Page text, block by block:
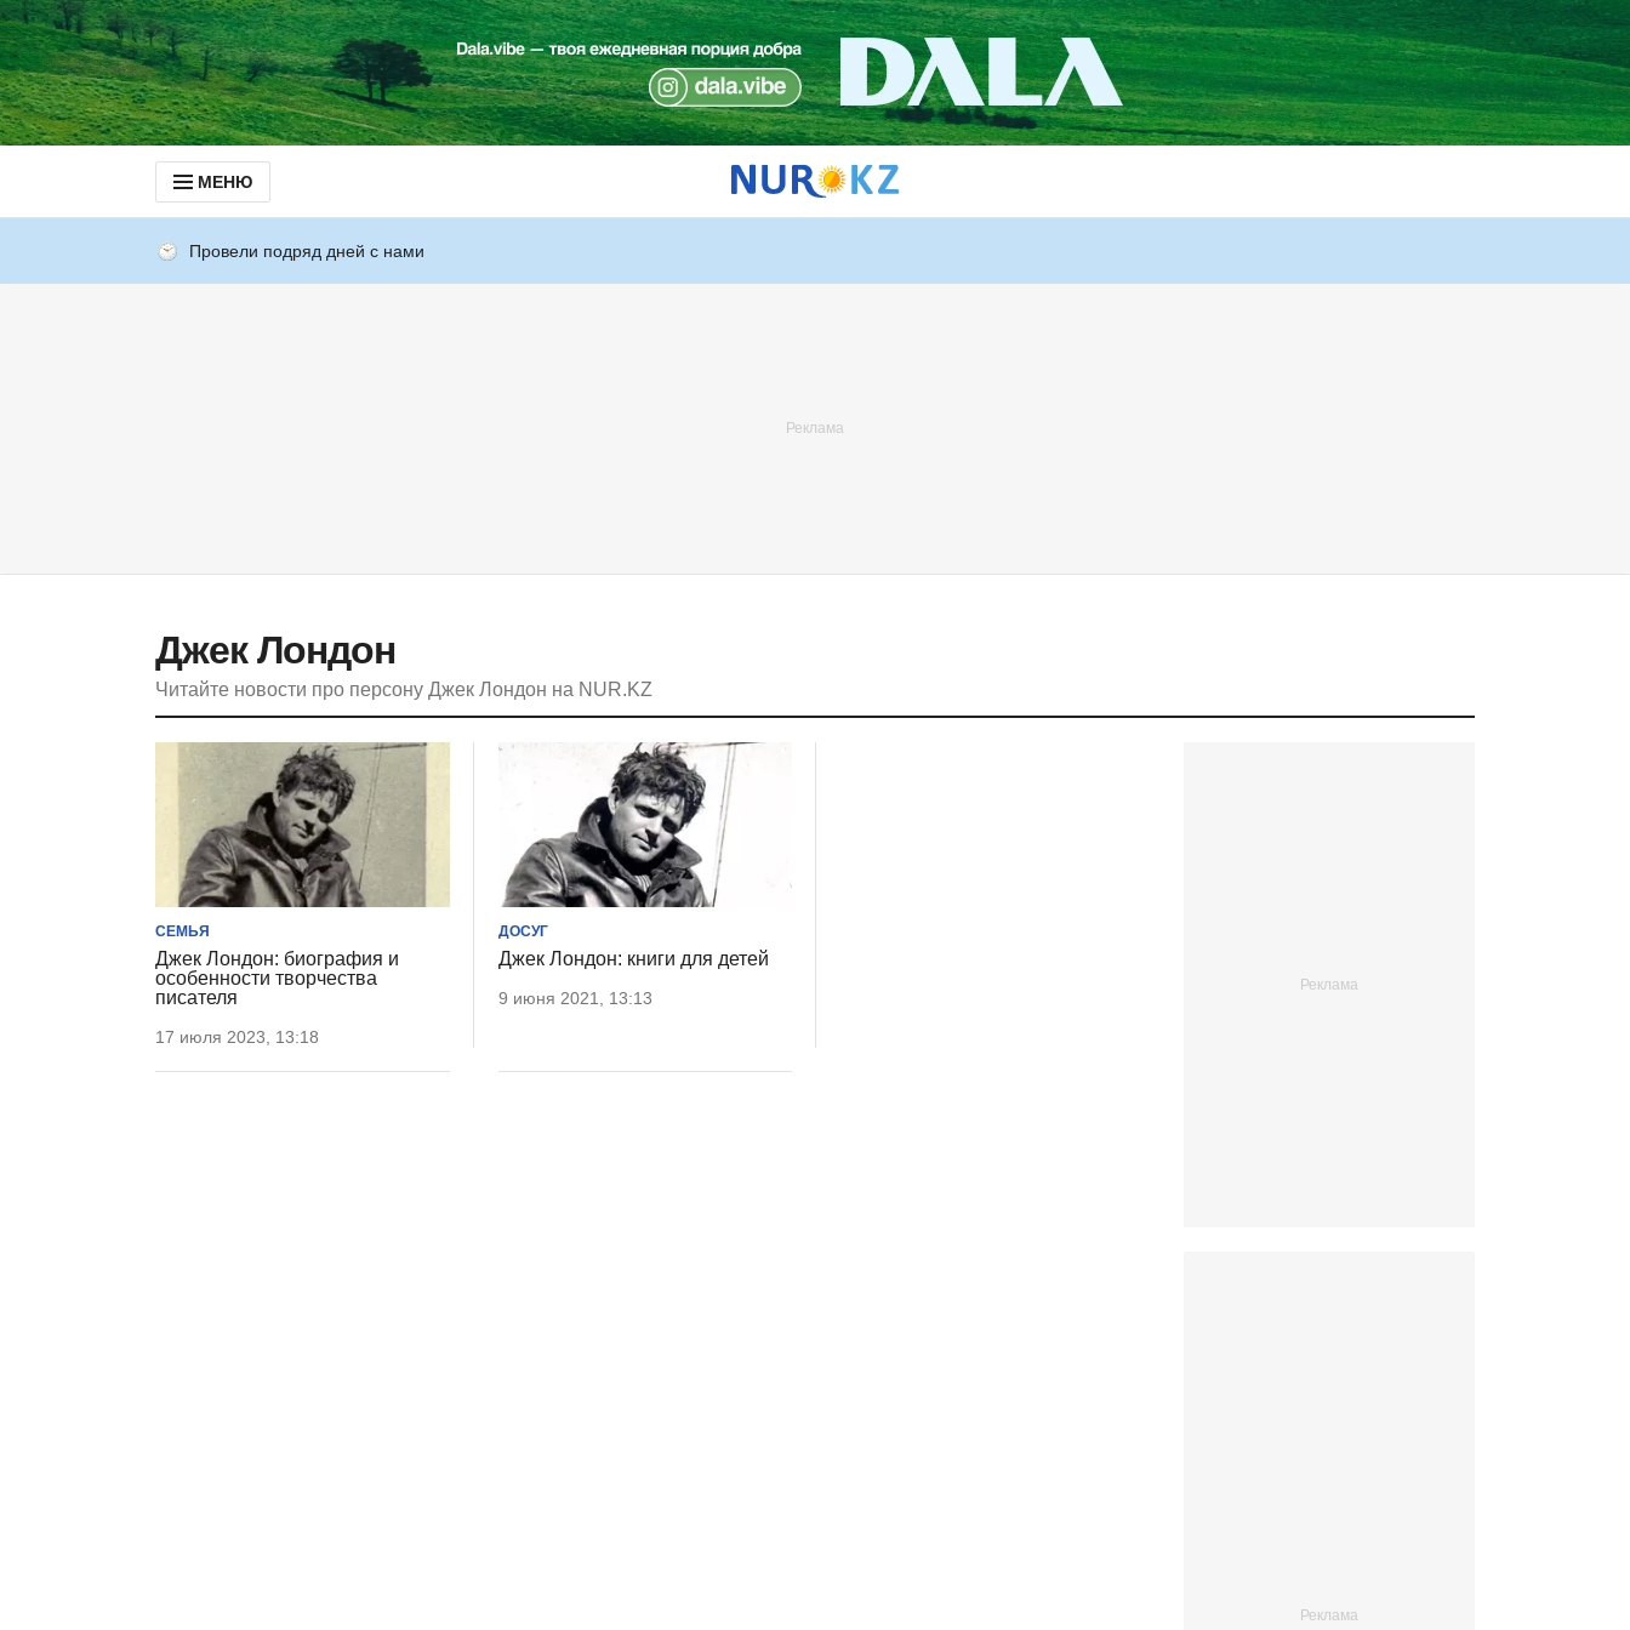
МЕНЮ
Провели подряд дней с нами
Джек Лондон
Читайте новости про персону Джек Лондон на NUR.KZ
СЕМЬЯ
Джек Лондон: биография и
особенности творчества
писателя
17 июля 2023, 13:18
ДОСУГ
Джек Лондон: книги для детей
9 июня 2021, 13:13